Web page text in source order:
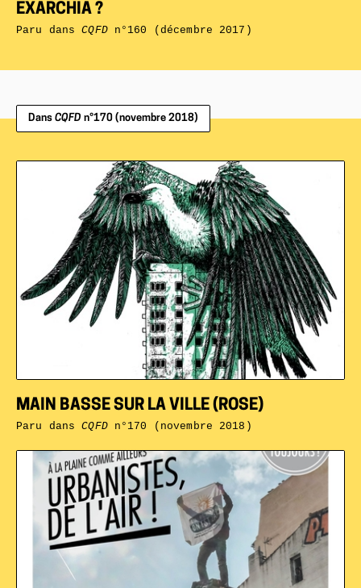
EXARCHIA ?
Paru dansCQFDn°160 (décembre 2017)
Dans CQFD n°170 (novembre 2018)
MAIN BASSE SUR LA VILLE (ROSE)
Paru dansCQFDn°170 (novembre 2018)